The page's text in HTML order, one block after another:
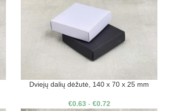
Dviejų dalių dėžutė, 140 x 70 x 25 mm
€0.63- €0.72